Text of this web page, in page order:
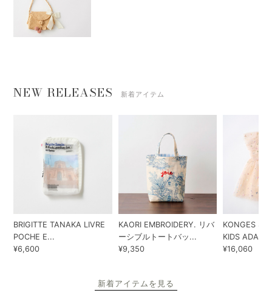
NEW RELEASES 新着アイテム
BRIGITTE TANAKA LIVRE
POCHE E...
¥6,600
KAORI EMBROIDERY. リバ
ーシブルトートバッ...
¥9,350
KONGES
KIDS ADA...
¥16,060
新着アイテムを見る